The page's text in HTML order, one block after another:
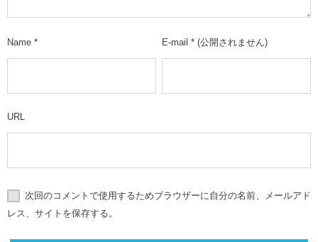
Name * E-mail * (公開されません)
URL
次回のコメントで使用するためブラウザーに自分の名前、メールアド
レス、サイトを保存する。